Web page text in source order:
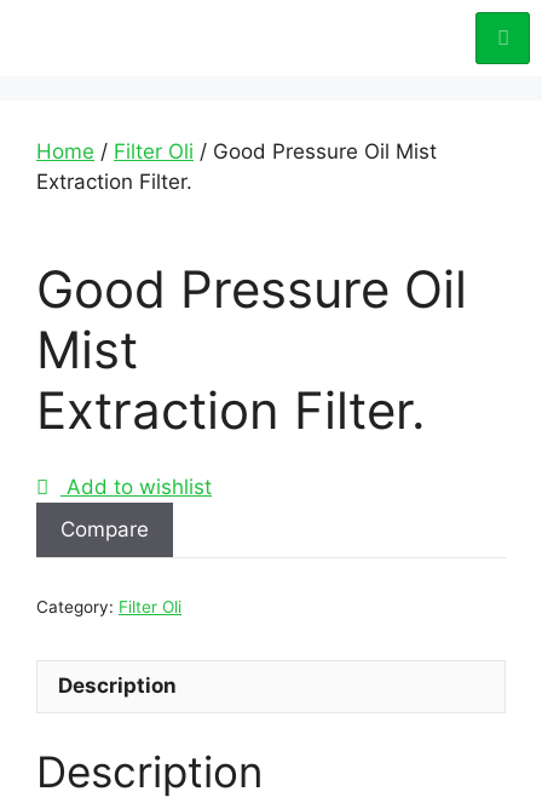
Home / Filter Oli / Good Pressure Oil Mist
Extraction Filter.
Good Pressure Oil
Mist
Extraction Filter.
Add to wishlist
Compare
Category: Filter Oli
Description
Description